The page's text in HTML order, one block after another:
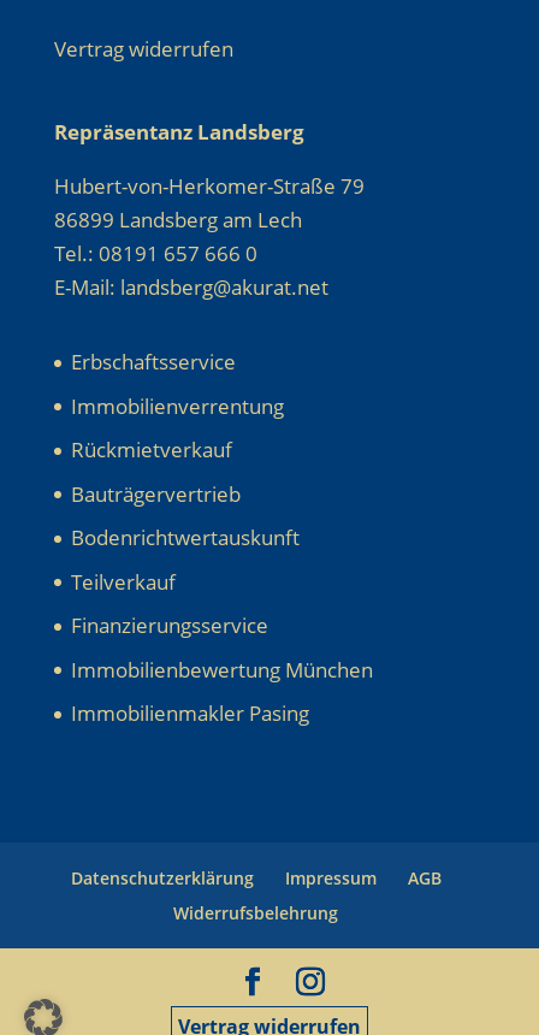
Vertrag widerrufen
Repräsentanz Landsberg
Hubert-von-Herkomer-Straße 79
86899 Landsberg am Lech
Tel.: 08191 657 666 0
E-Mail: landsberg@akurat.net
Erbschaftsservice
Immobilienverrentung
Rückmietverkauf
Bauträgervertrieb
Bodenrichtwertauskunft
Teilverkauf
Finanzierungsservice
Immobilienbewertung München
Immobilienmakler Pasing
Datenschutzerklärung Impressum
AGB
Widerrufsbelehrung
Vertrag widerrufen